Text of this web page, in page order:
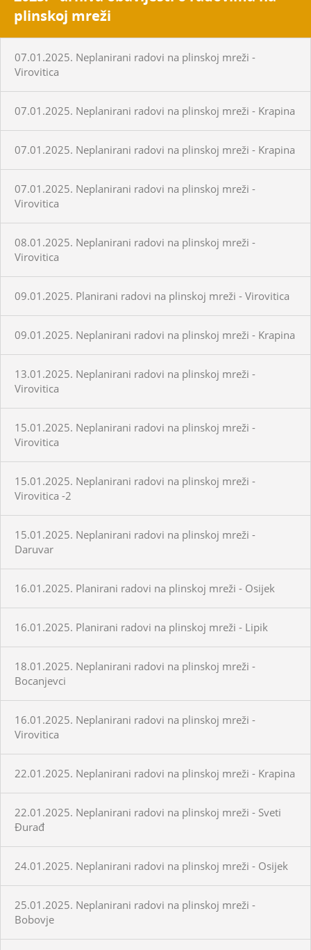
plinskoj mreži
07.01.2025. Neplanirani radovi na plinskoj mreži -
Virovitica
07.01.2025. Neplanirani radovi na plinskoj mreži - Krapina
07.01.2025. Neplanirani radovi na plinskoj mreži - Krapina
07.01.2025. Neplanirani radovi na plinskoj mreži -
Virovitica
08.01.2025. Neplanirani radovi na plinskoj mreži -
Virovitica
09.01.2025. Planirani radovi na plinskoj mreži - Virovitica
09.01.2025. Neplanirani radovi na plinskoj mreži - Krapina
13.01.2025. Neplanirani radovi na plinskoj mreži -
Virovitica
15.01.2025. Neplanirani radovi na plinskoj mreži -
Virovitica
15.01.2025. Neplanirani radovi na plinskoj mreži -
Virovitica -2
15.01.2025. Neplanirani radovi na plinskoj mreži -
Daruvar
16.01.2025. Planirani radovi na plinskoj mreži - Osijek
16.01.2025. Planirani radovi na plinskoj mreži - Lipik
18.01.2025. Neplanirani radovi na plinskoj mreži -
Bocanjevci
16.01.2025. Neplanirani radovi na plinskoj mreži -
Virovitica
22.01.2025. Neplanirani radovi na plinskoj mreži - Krapina
22.01.2025. Neplanirani radovi na plinskoj mreži - Sveti
Đurađ
24.01.2025. Neplanirani radovi na plinskoj mreži - Osijek
25.01.2025. Neplanirani radovi na plinskoj mreži -
Bobovje